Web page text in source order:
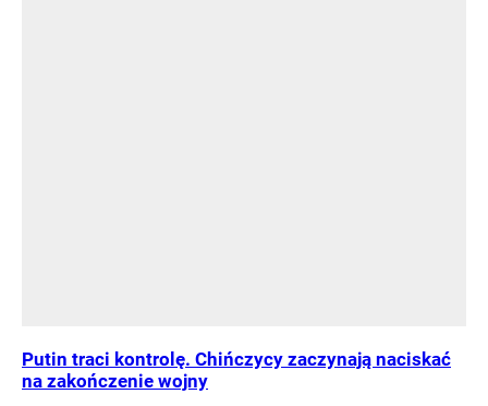
Putin traci kontrolę. Chińczycy zaczynają naciskać
na zakończenie wojny